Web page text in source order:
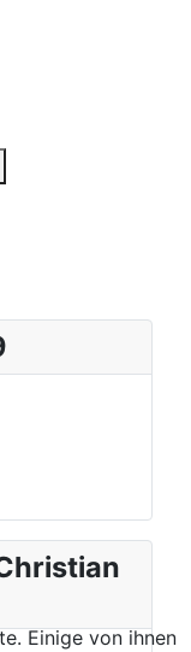
Einige von ihnen